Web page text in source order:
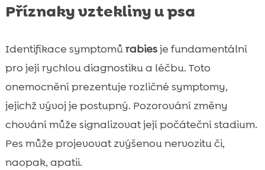
Příznaky vztekliny u psa
Identifikace symptomůrabiesje fundamentální
pro její rychlou diagnostiku a léčbu. Toto
onemocnění prezentuje rozličné symptomy,
jejichž vývoj je postupný. Pozorování změny
chování může signalizovat její počáteční stadium.
Pes může projevovat zvýšenou nervozitu či,
naopak, apatii.